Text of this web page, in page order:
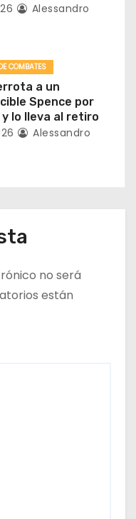
Alessandro
COMBATES
a un
Spence por
lo lleva al retiro
Alessandro
no será
están